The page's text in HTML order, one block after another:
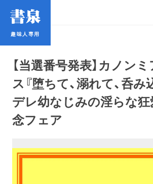
趣味人専用
【当選番号発表】カノン
ス『堕ちて、溺れて、呑
デレ幼なじみの淫らな狂
念フェア
趣味人専用
アイドル
鉄道・バス